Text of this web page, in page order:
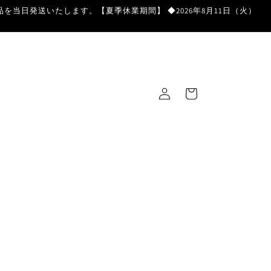
当日発送いたします。【夏季休業期間】 ◆2026年8月11日（火）
グ
イ
ー